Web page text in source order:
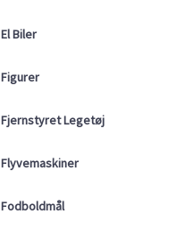
El Biler
Figurer
Fjernstyret Legetøj
Flyvemaskiner
Fodboldmål